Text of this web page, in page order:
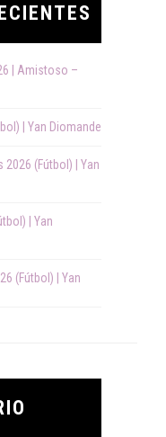
| Amistoso –
| Yan Diomande
2026 (Fútbol) | Yan
| Yan
(Fútbol) | Yan